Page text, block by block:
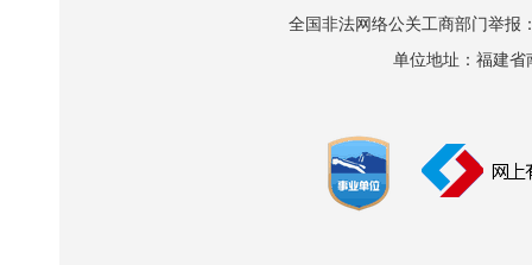
全国非法网络公关工商部门举报
单位地址：福建省